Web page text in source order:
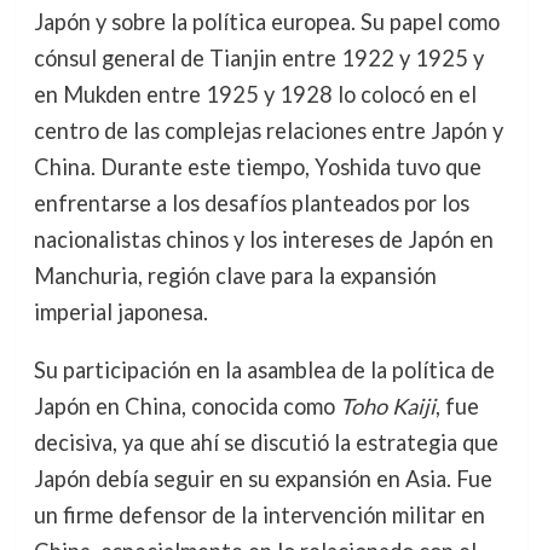
Japón y sobre la política europea. Su papel como
cónsul general de Tianjin entre 1922 y 1925 y
en Mukden entre 1925 y 1928 lo colocó en el
centro de las complejas relaciones entre Japón y
China. Durante este tiempo, Yoshida tuvo que
enfrentarse a los desafíos planteados por los
nacionalistas chinos y los intereses de Japón en
Manchuria, región clave para la expansión
imperial japonesa.
Su participación en la asamblea de la política de
Japón en China, conocida como Toho Kaiji, fue
decisiva, ya que ahí se discutió la estrategia que
Japón debía seguir en su expansión en Asia. Fue
un firme defensor de la intervención militar en